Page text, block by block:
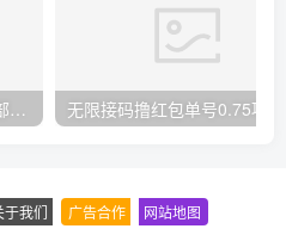
小红书最新拉新野路子，一部手机即可操作，一单15块，做得好日入2000+
于我们 广告合作 网站地图